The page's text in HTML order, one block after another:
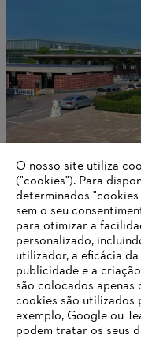
STIHL nas Filipinas
Informações para
Produtos
Contato
Carreira
O nosso site utiliza
("cookies"). Para
determinados
sem o seu
para otimizar a
personalizado,
utilizador, a eficácia
publicidade e a
são colocados apenas
cookies são
exemplo, Google ou
podem tratar os seus